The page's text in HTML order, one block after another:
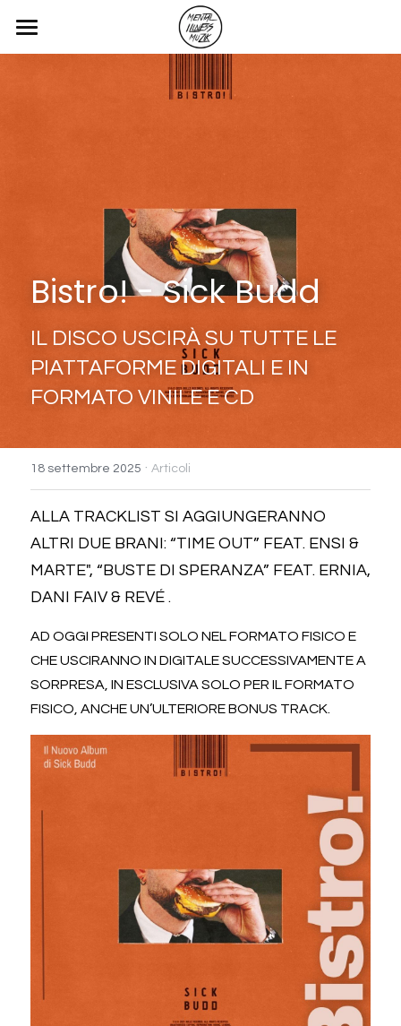
Blog & Articoli
Bistro! - Sick Budd
IL DISCO USCIRÀ SU TUTTE LE
PIATTAFORME DIGITALI E IN
FORMATO VINILE E CD
18 settembre 2025 · Articoli
ALLA TRACKLIST SI AGGIUNGERANNO
ALTRI DUE BRANI: “TIME OUT” FEAT. ENSI &
MARTE", “BUSTE DI SPERANZA” FEAT. ERNIA,
DANI FAIV & REVÉ .
AD OGGI PRESENTI SOLO NEL FORMATO FISICO E
CHE USCIRANNO IN DIGITALE SUCCESSIVAMENTE A
SORPRESA, IN ESCLUSIVA SOLO PER IL FORMATO
FISICO, ANCHE UN’ULTERIORE BONUS TRACK.